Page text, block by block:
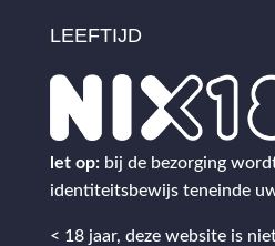
LEEFTIJD
let op: bij de bezorging
identiteitsbewijs teneinde
< 18 jaar, deze website is